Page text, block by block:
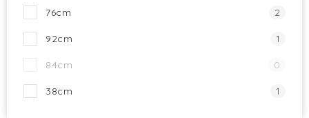
76cm 2
92cm 1
84cm 0
38cm 1